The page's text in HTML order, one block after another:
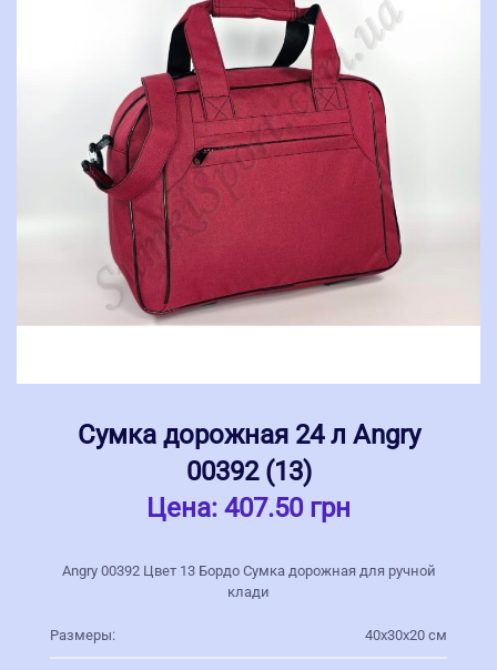
Сумка дорожная 24 л Angry
00392 (13)
Цена: 407.50 грн
Angry 00392 Цвет 13 Бордо Сумка дорожная для ручной
клади
Размеры: 40х30х20 см